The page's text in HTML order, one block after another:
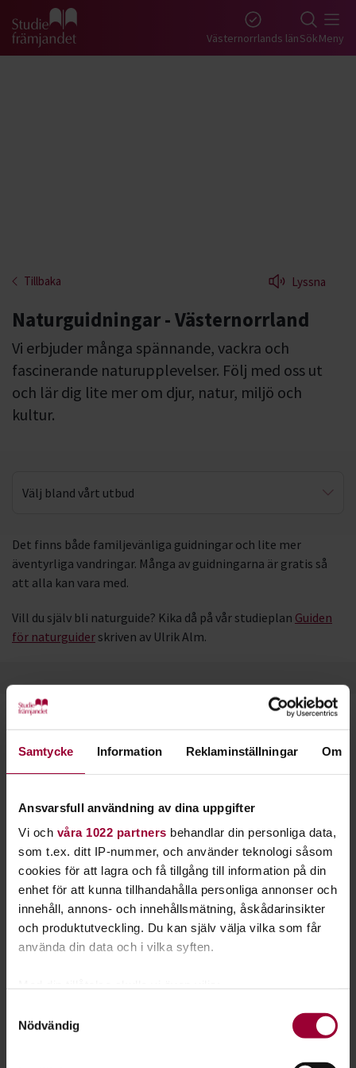
Samtycke Information Reklaminställningar Om
Ansvarsfull användning av dina uppgifter
Vi och våra 1022 partners behandlar din personliga data,
som t.ex. ditt IP-nummer, och använder teknologi såsom
cookies för att lagra och få tillgång till information på din
enhet för att kunna tillhandahålla personliga annonser och
innehåll, annons- och innehållsmätning, åskådarinsikter
och produktutveckling. Du kan själv välja vilka som får
använda din data och i vilka syften.
som kan ha en noggrannhet på upp till flera meter
Nödvändig
Gå till studiefrämjandets startsida Västernorrlands länSökMeny
Tillbaka Lyssna
Naturguidningar - Västernorrland
Vi erbjuder många spännande, vackra och
fascinerande naturupplevelser. Följ med oss ut
och lär dig lite mer om djur, natur, miljö och
kultur.
Välj bland vårt utbud
Det finns både familjevänliga guidningar och lite mer
äventyrliga vandringar. Många av guidningarna är gratis så
att alla kan vara med.
Vill du själv bli naturguide? Kika då på vår studieplan Guiden
för naturguider skriven av Ulrik Alm.
Starta en studiecirkel!
Läs mer om att starta studiecirkel
Nästa steg
Se våra kurser, evenemang och studiecirklar inom